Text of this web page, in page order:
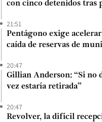
con cinco detenidos tras
21:51
Pentágono exige
caída de reservas de
20:47
Gillian Anderson: “Si no
vez estaría retirada”
20:47
Revolver, la difícil